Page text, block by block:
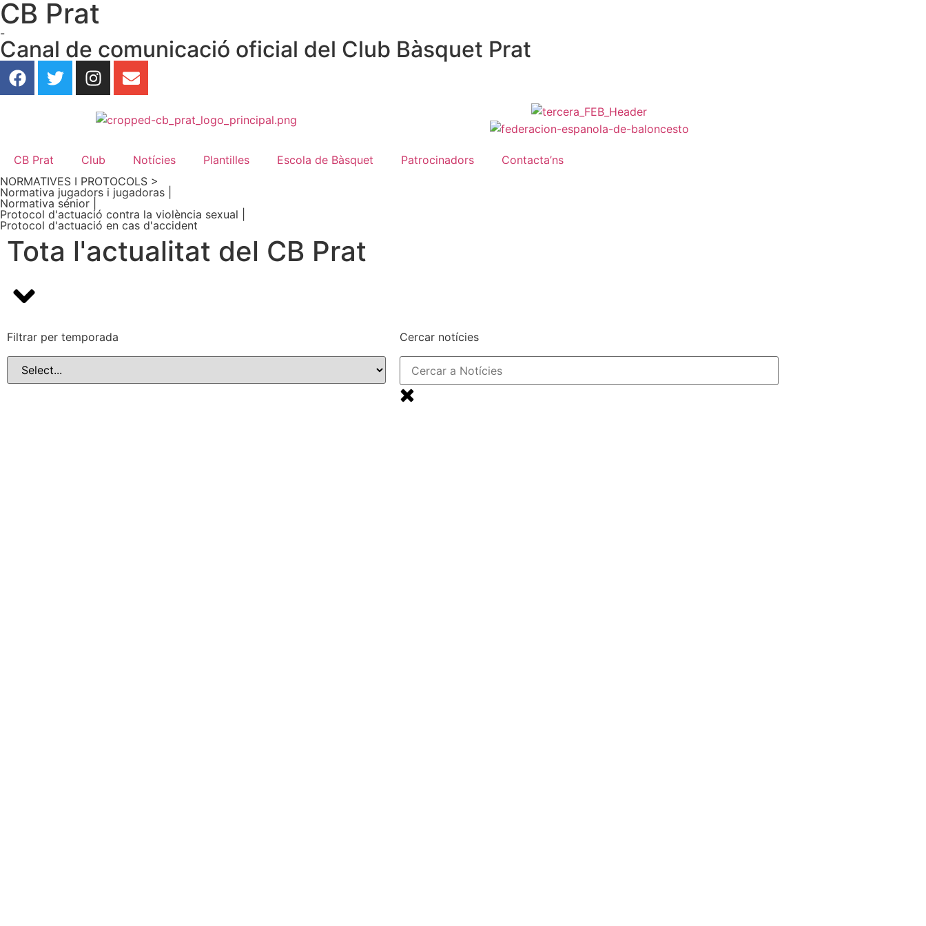
CB Prat
-
Canal de comunicació oficial del Club Bàsquet Prat
CB Prat Club Notícies Plantilles Escola de Bàsquet Patrocinadors
Contacta’ns
NORMATIVES I PROTOCOLS >
Normativa jugadors i jugadoras |
Normativa sénior |
Protocol d'actuació contra la violència sexual |
Protocol d'actuació en cas d'accident
Tota l'actualitat del CB Prat
Filtrar per temporada Cercar notícies